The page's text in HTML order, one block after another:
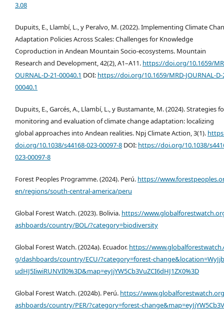
3.08
Dupuits, E., Llambí, L., y Peralvo, M. (2022). Implementing Climate
Adaptation Policies Across Scales: Challenges for Knowledge
Coproduction in Andean Mountain Socio-ecosystems. Mountain
Research and Development, 42(2), A1–A11. https://doi.org/10.1659/
OURNAL-D-21-00040.1 DOI: https://doi.org/10.1659/MRD-JOURNAL-D-
00040.1
Dupuits, E., Garcés, A., Llambí, L., y Bustamante, M. (2024). Strategies
monitoring and evaluation of climate change adaptation: localizing
global approaches into Andean realities. Npj Climate Action, 3(1).
doi.org/10.1038/s44168-023-00097-8 DOI: https://doi.org/10.1038/
023-00097-8
Forest Peoples Programme. (2024). Perú. https://
en/regions/south-central-america/peru
Global Forest Watch. (2023). Bolivia. https://
ashboards/country/BOL/?category=biodiversity
Global Forest Watch. (2024a). Ecuador. https://
g/dashboards/country/ECU/?category=forest-
udHJ5IiwiRUNVIl0%3D&map=eyJjYW5Cb3VuZCI6dHJ1ZX0%3D
Global Forest Watch. (2024b). Perú. https://
ashboards/country/PER/?category=forest-